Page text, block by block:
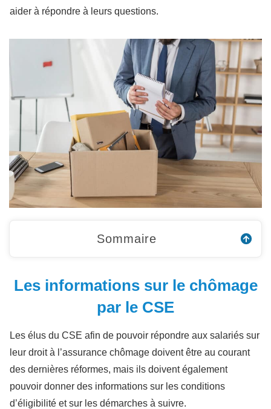
aider à répondre à leurs questions.
Sommaire
Les informations sur le chômage
par le CSE
Les élus du CSE afin de pouvoir répondre aux salariés sur
leur droit à l’assurance chômage doivent être au courant
des dernières réformes, mais ils doivent également
pouvoir donner des informations sur les conditions
d’éligibilité et sur les démarches à suivre.